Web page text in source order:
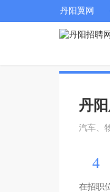
丹阳翼网
丹
汽车、
4
在招职